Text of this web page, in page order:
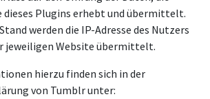
Plugins erhebt und übermittelt.
werden die IP-Adresse des Nutzers
jeweiligen Website übermittelt.
hierzu finden sich in der
von Tumblr unter: